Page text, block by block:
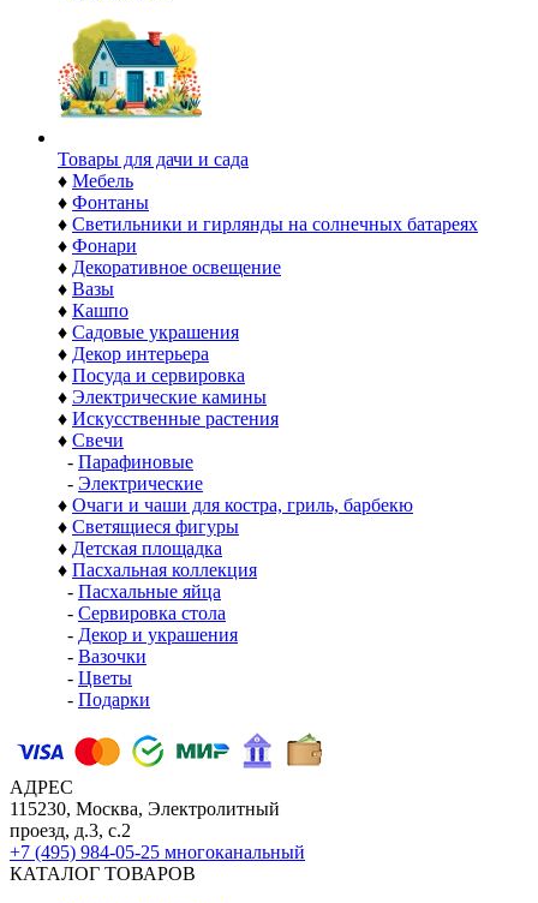
Товары для дачи и сада
♦ Мебель
♦ Фонтаны
♦ Светильники и гирлянды на солнечных батареях
♦ Фонари
♦ Декоративное освещение
♦ Вазы
♦ Кашпо
♦ Садовые украшения
♦ Декор интерьера
♦ Посуда и сервировка
♦ Электрические камины
♦ Искусственные растения
♦ Свечи
- Парафиновые
- Электрические
♦ Очаги и чаши для костра, гриль, барбекю
♦ Светящиеся фигуры
♦ Детская площадка
♦ Пасхальная коллекция
- Пасхальные яйца
- Сервировка стола
- Декор и украшения
- Вазочки
- Цветы
- Подарки
АДРЕС
115230, Москва, Электролитный
проезд, д.3, с.2
+7 (495) 984-05-25 многоканальный
КАТАЛОГ ТОВАРОВ